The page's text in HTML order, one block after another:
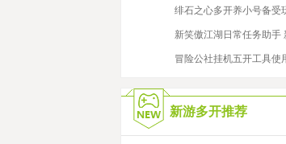
绯石之心多开养小号备受
新笑傲江湖日常任务助手
冒险公社挂机五开工具使
新游多开推荐